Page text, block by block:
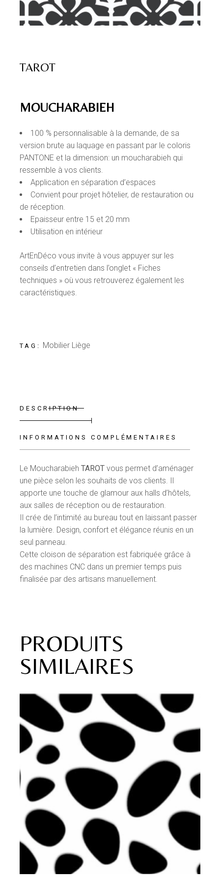
TAROT
MOUCHARABIEH
100 % personnalisable à la demande, de sa
version brute au laquage en passant par le coloris
PANTONE et la dimension: un moucharabieh qui
ressemble à vos clients.
Application en séparation d’espaces
Convient pour projet hôtelier, de restauration ou
de réception.
Epaisseur entre 15 et 20 mm
Utilisation en intérieur
ArtEnDéco vous invite à vous appuyer sur les
conseils d’entretien dans l’onglet « Fiches
techniques » où vous retrouverez également les
caractéristiques.
TAG: Mobilier Liège
DESCRIPTION
INFORMATIONS COMPLÉMENTAIRES
Le MoucharabiehTAROTvous permet d’aménager
une pièce selon les souhaits de vos clients. Il
apporte une touche de glamour aux halls d’hôtels,
aux salles de réception ou de restauration.
Il crée de l’intimité au bureau tout en laissant passer
la lumière. Design, confort et élégance réunis en un
seul panneau.
Cette cloison de séparation est fabriquée grâce à
des machines CNC dans un premier temps puis
finalisée par des artisans manuellement.
PRODUITS
SIMILAIRES